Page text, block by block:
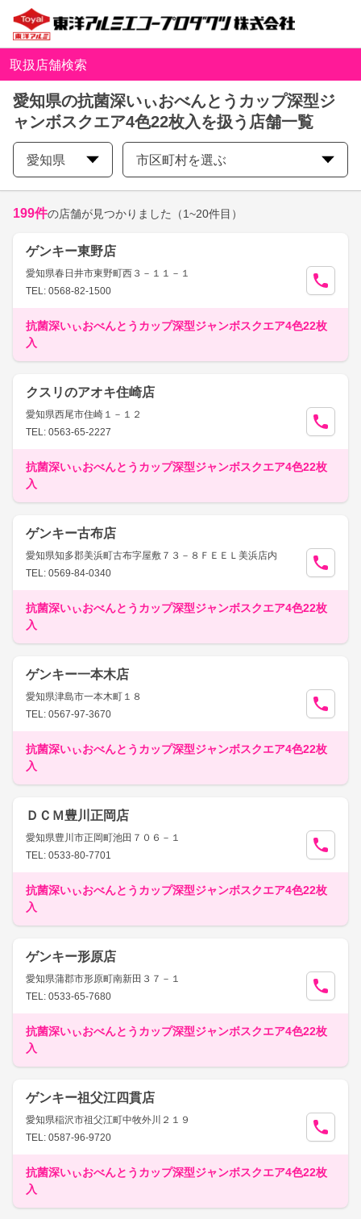
取扱店舗検索
愛知県の抗菌深いぃおべんとうカップ深型ジ
ャンボスクエア4色22枚入を扱う店舗一覧
愛知県 市区町村を選ぶ
199件の店舗が見つかりました （1~20件目）
ゲンキー東野店
愛知県春日井市東野町西３－１１－１
TEL: 0568-82-1500
抗菌深いぃおべんとうカップ深型ジャンボスクエア4色22枚
入
クスリのアオキ住崎店
愛知県西尾市住崎１－１２
TEL: 0563-65-2227
抗菌深いぃおべんとうカップ深型ジャンボスクエア4色22枚
入
ゲンキー古布店
愛知県知多郡美浜町古布字屋敷７３－８ＦＥＥＬ美浜店内
TEL: 0569-84-0340
抗菌深いぃおべんとうカップ深型ジャンボスクエア4色22枚
入
ゲンキー一本木店
愛知県津島市一本木町１８
TEL: 0567-97-3670
抗菌深いぃおべんとうカップ深型ジャンボスクエア4色22枚
入
ＤＣＭ豊川正岡店
愛知県豊川市正岡町池田７０６－１
TEL: 0533-80-7701
抗菌深いぃおべんとうカップ深型ジャンボスクエア4色22枚
入
ゲンキー形原店
愛知県蒲郡市形原町南新田３７－１
TEL: 0533-65-7680
抗菌深いぃおべんとうカップ深型ジャンボスクエア4色22枚
入
ゲンキー祖父江四貫店
愛知県稲沢市祖父江町中牧外川２１９
TEL: 0587-96-9720
抗菌深いぃおべんとうカップ深型ジャンボスクエア4色22枚
入